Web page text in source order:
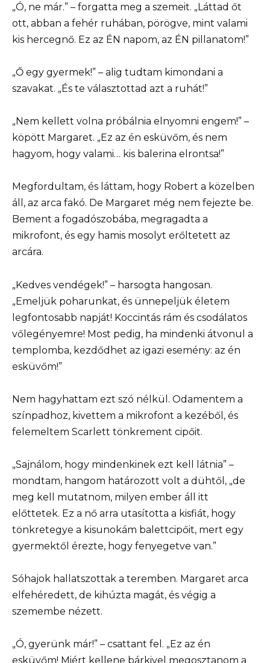
„Ó, ne már.” – forgatta meg a szemeit. „Láttad őt
ott, abban a fehér ruhában, pörögve, mint valami
kis hercegnő. Ez az ÉN napom, az ÉN pillanatom!”
„Ő egy gyermek!” – alig tudtam kimondani a
szavakat. „És te választottad azt a ruhát!”
„Nem kellett volna próbálnia elnyomni engem!” –
köpött Margaret. „Ez az én esküvőm, és nem
hagyom, hogy valami… kis balerina elrontsa!”
Megfordultam, és láttam, hogy Robert a közelben
áll, az arca fakó. De Margaret még nem fejezte be.
Bement a fogadószobába, megragadta a
mikrofont, és egy hamis mosolyt erőltetett az
arcára.
„Kedves vendégek!” – harsogta hangosan.
„Emeljük poharunkat, és ünnepeljük életem
legfontosabb napját! Koccintás rám és csodálatos
vőlegényemre! Most pedig, ha mindenki átvonul a
templomba, kezdődhet az igazi esemény: az én
esküvőm!”
Nem hagyhattam ezt szó nélkül. Odamentem a
színpadhoz, kivettem a mikrofont a kezéből, és
felemeltem Scarlett tönkrement cipőit.
„Sajnálom, hogy mindenkinek ezt kell látnia” –
mondtam, hangom határozott volt a dühtől, „de
meg kell mutatnom, milyen ember áll itt
előttetek. Ez a nő arra utasította a kisfiát, hogy
tönkretegye a kisunokám balettcipőit, mert egy
gyermektől érezte, hogy fenyegetve van.”
Sóhajok hallatszottak a teremben. Margaret arca
elfehéredett, de kihúzta magát, és végig a
szemembe nézett.
„Ó, gyerünk már!” – csattant fel. „Ez az én
esküvőm! Miért kellene bárkivel megosztanom a